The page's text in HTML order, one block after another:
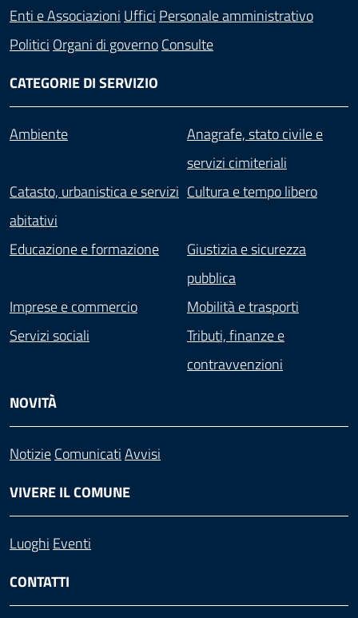
Enti e Associazioni Uffici Personale amministrativo
Politici Organi di governoConsulte
CATEGORIE DI SERVIZIO
Ambiente
Anagrafe, stato civile e
servizi cimiteriali
Catasto, urbanistica e servizi
abitativi
Cultura e tempo libero
Educazione e formazione
Giustizia e sicurezza
pubblica
Imprese e commercio
Mobilità e trasporti
Servizi sociali
Tributi, finanze e
contravvenzioni
NOVITÀ
NotizieComunicatiAvvisi
VIVERE IL COMUNE
Luoghi Eventi
CONTATTI